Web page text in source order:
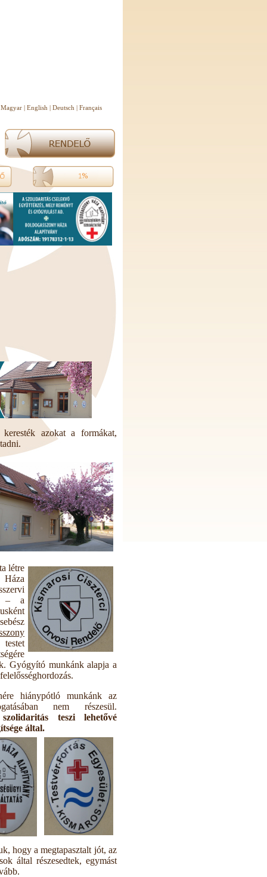
Magyar | English | Deutsch | Français
azokat a formákat,
létre
– a
Gyógyító munkánk alapja a
hiánypótló munkánk az
nem részesül.
teszi lehetővé
által.
hogy a megtapasztalt jót, az
által részesedtek, egymást